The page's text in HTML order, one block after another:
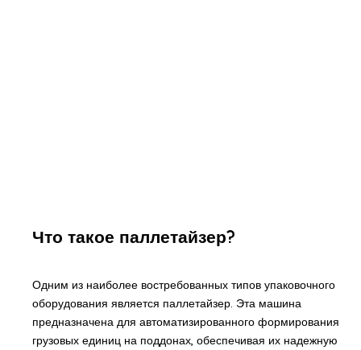
Что такое паллетайзер?
Одним из наиболее востребованных типов упаковочного
оборудования является паллетайзер. Эта машина
предназначена для автоматизированного формирования
грузовых единиц на поддонах, обеспечивая их надежную